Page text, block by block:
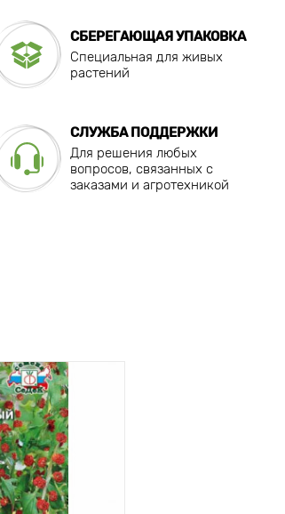
СБЕРЕГАЮЩАЯ УПАКОВКА
Специальная для живых
растений
СЛУЖБА ПОДДЕРЖКИ
Для решения любых
вопросов, связанных с
заказами и агротехникой